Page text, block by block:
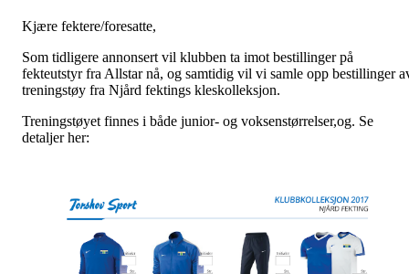
Kjære fektere/foresatte,
Som tidligere annonsert vil klubben ta imot bestillinger på
fekteutstyr fra Allstar nå, og samtidig vil vi samle opp bestillinger
treningstøy fra Njård fektings kleskolleksjon.
Treningstøyet finnes i både junior- og voksenstørrelser,og. Se
detaljer her: